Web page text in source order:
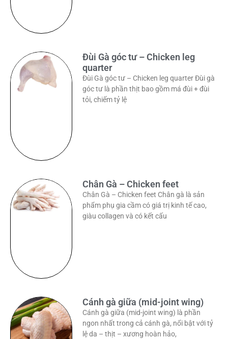
Đùi Gà góc tư – Chicken leg
quarter
Đùi Gà góc tư – Chicken leg quarter Đùi gà
góc tư là phần thịt bao gồm má đùi + đùi
tỏi, chiếm tỷ lệ
Chân Gà – Chicken feet
Chân Gà – Chicken feet Chân gà là sản
phẩm phụ gia cầm có giá trị kinh tế cao,
giàu collagen và có kết cấu
Cánh gà giữa (mid-joint wing)
Cánh gà giữa (mid-joint wing) là phần
ngon nhất trong cả cánh gà, nổi bật với tỷ
lệ da – thịt – xương hoàn hảo,